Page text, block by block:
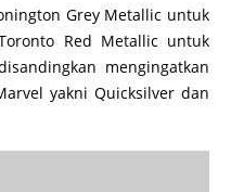
Grey Metallic untuk
Red Metallic untuk
mengingatkan
yakni Quicksilver dan